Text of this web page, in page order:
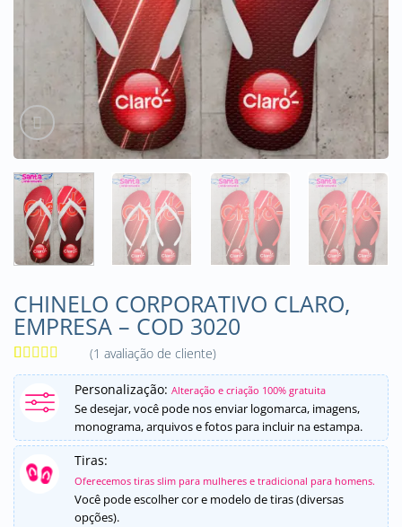
CHINELO CORPORATIVO CLARO,
EMPRESA – COD 3020
Avaliado
como
5, com
baseado em
1
avaliação de
cliente
(1 avaliação de cliente)
Personalização: Alteração e criação 100% gratuita
Se desejar, você pode nos enviar logomarca, imagens,
monograma, arquivos e fotos para incluir na estampa.
Tiras:
Oferecemos tiras slim para mulheres e tradicional para homens.
Você pode escolher cor e modelo de tiras (diversas
opções).